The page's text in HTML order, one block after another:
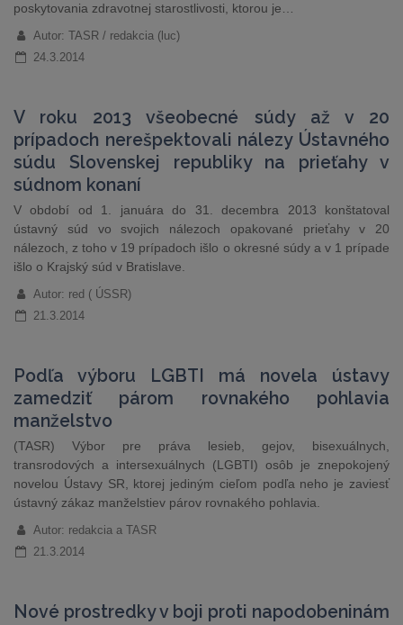
poskytovania zdravotnej starostlivosti, ktorou je…
Autor: TASR / redakcia (luc)
24.3.2014
V roku 2013 všeobecné súdy až v 20
prípadoch nerešpektovali nálezy Ústavného
súdu Slovenskej republiky na prieťahy v
súdnom konaní
V období od 1. januára do 31. decembra 2013 konštatoval
ústavný súd vo svojich nálezoch opakované prieťahy v 20
nálezoch, z toho v 19 prípadoch išlo o okresné súdy a v 1 prípade
išlo o Krajský súd v Bratislave.
Autor: red ( ÚSSR)
21.3.2014
Podľa výboru LGBTI má novela ústavy
zamedziť párom rovnakého pohlavia
manželstvo
(TASR) Výbor pre práva lesieb, gejov, bisexuálnych,
transrodových a intersexuálnych (LGBTI) osôb je znepokojený
novelou Ústavy SR, ktorej jediným cieľom podľa neho je zaviesť
ústavný zákaz manželstiev párov rovnakého pohlavia.
Autor: redakcia a TASR
21.3.2014
Nové prostredky v boji proti napodobeninám